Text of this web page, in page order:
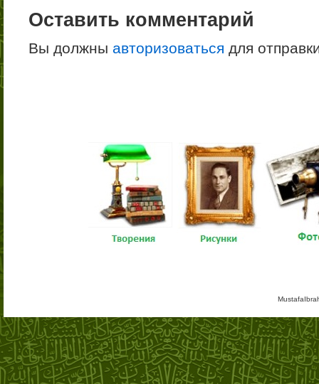
Оставить комментарий
Вы должны авторизоваться для